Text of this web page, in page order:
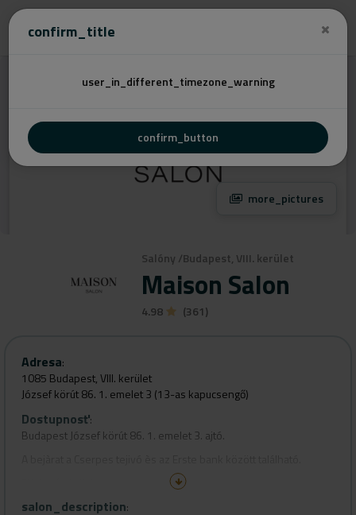
confirm_title
user_in_different_timezone_warning
confirm_button
Salóny /Budapest, VIII. kerület
Maison Salon
4.98 (361)
more_pictures
Adresa:
1085 Budapest, VIII. kerület
József körút 86. 1. emelet 3 (13-as kapucsengő)
Dostupnosť:
Budapest József körút 86. 1. emelet 3. ajtó.
maisonsalonbudapest@gmail.com
salon_description: